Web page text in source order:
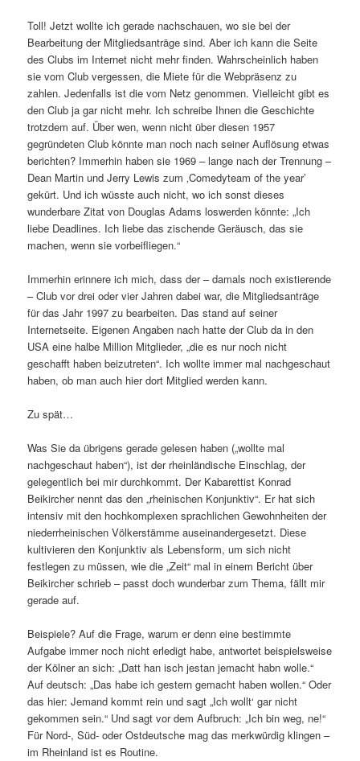
Toll! Jetzt wollte ich gerade nachschauen, wo sie bei der
Bearbeitung der Mitgliedsanträge sind. Aber ich kann die Seite
des Clubs im Internet nicht mehr finden. Wahrscheinlich haben
sie vom Club vergessen, die Miete für die Webpräsenz zu
zahlen. Jedenfalls ist die vom Netz genommen. Vielleicht gibt es
den Club ja gar nicht mehr. Ich schreibe Ihnen die Geschichte
trotzdem auf. Über wen, wenn nicht über diesen 1957
gegründeten Club könnte man noch nach seiner Auflösung etwas
berichten? Immerhin haben sie 1969 – lange nach der Trennung –
Dean Martin und Jerry Lewis zum ‚Comedyteam of the year’
gekürt. Und ich wüsste auch nicht, wo ich sonst dieses
wunderbare Zitat von Douglas Adams loswerden könnte: „Ich
liebe Deadlines. Ich liebe das zischende Geräusch, das sie
machen, wenn sie vorbeifliegen.“
Immerhin erinnere ich mich, dass der – damals noch existierende
– Club vor drei oder vier Jahren dabei war, die Mitgliedsanträge
für das Jahr 1997 zu bearbeiten. Das stand auf seiner
Internetseite. Eigenen Angaben nach hatte der Club da in den
USA eine halbe Million Mitglieder, „die es nur noch nicht
geschafft haben beizutreten“. Ich wollte immer mal nachgeschaut
haben, ob man auch hier dort Mitglied werden kann.
Zu spät…
Was Sie da übrigens gerade gelesen haben („wollte mal
nachgeschaut haben“), ist der rheinländische Einschlag, der
gelegentlich bei mir durchkommt. Der Kabarettist Konrad
Beikircher nennt das den „rheinischen Konjunktiv“. Er hat sich
intensiv mit den hochkomplexen sprachlichen Gewohnheiten der
niederrheinischen Völkerstämme auseinandergesetzt. Diese
kultivieren den Konjunktiv als Lebensform, um sich nicht
festlegen zu müssen, wie die „Zeit“ mal in einem Bericht über
Beikircher schrieb – passt doch wunderbar zum Thema, fällt mir
gerade auf.
Beispiele? Auf die Frage, warum er denn eine bestimmte
Aufgabe immer noch nicht erledigt habe, antwortet beispielsweise
der Kölner an sich: „Datt han isch jestan jemacht habn wolle.“
Auf deutsch: „Das habe ich gestern gemacht haben wollen.“ Oder
das hier: Jemand kommt rein und sagt „Ich wollt‘ gar nicht
gekommen sein.“ Und sagt vor dem Aufbruch: „Ich bin weg, ne!“
Für Nord-, Süd- oder Ostdeutsche mag das merkwürdig klingen –
im Rheinland ist es Routine.